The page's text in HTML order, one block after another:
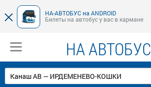
НА-АВТОБУС на ANDROID
Билеты на автобус у вас в кармане
НА АВТОБУС